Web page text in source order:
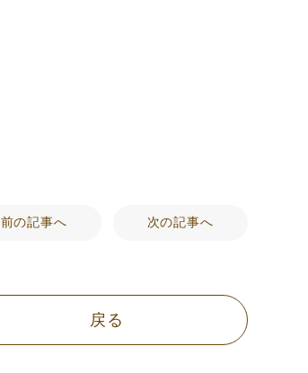
前の記事へ 次の記事へ
戻る